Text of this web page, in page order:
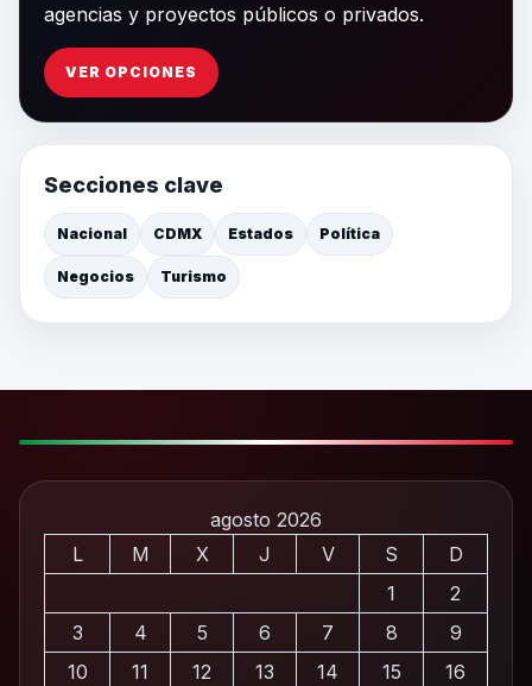
agencias y proyectos públicos o privados.
VER OPCIONES
Secciones clave
Nacional CDMX Estados Política
Negocios Turismo
agosto 2026
L
M X J V S
D
1
2
3
4 5 6 7 8
9
10
11 12 13 14 15
16